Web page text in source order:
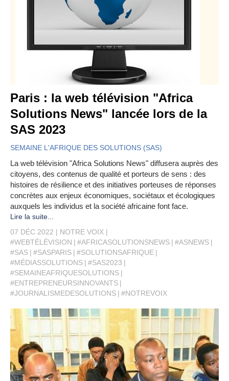
Paris : la web télévision "Africa
Solutions News" lancée lors de la
SAS 2023
SEMAINE L'AFRIQUE DES SOLUTIONS (SAS)
La web télévision "Africa Solutions News" diffusera auprès des
citoyens, des contenus de qualité et porteurs de sens : des
histoires de résilience et des initiatives porteuses de réponses
concrètes aux enjeux économiques, sociétaux et écologiques
auxquels les individus et la société africaine font face.
Lire la suite...
07 DÉC 2022
NOTRE VOIX
#WEBTÉLÉVISION
#AFRICASOLUTIONSNEWS
#ASNEWS
#SAS
#SASPARIS
#SOLUTIONSAFRIQUE
#MÉDIASSOLUTIONS
#SAS2023
#SEMAINEAFRIQUESOLUTIONS
#ENTREPRENEURSINNOVANTS
#JOURNALISMEDESOLUTIONS
#NOTREVOIX